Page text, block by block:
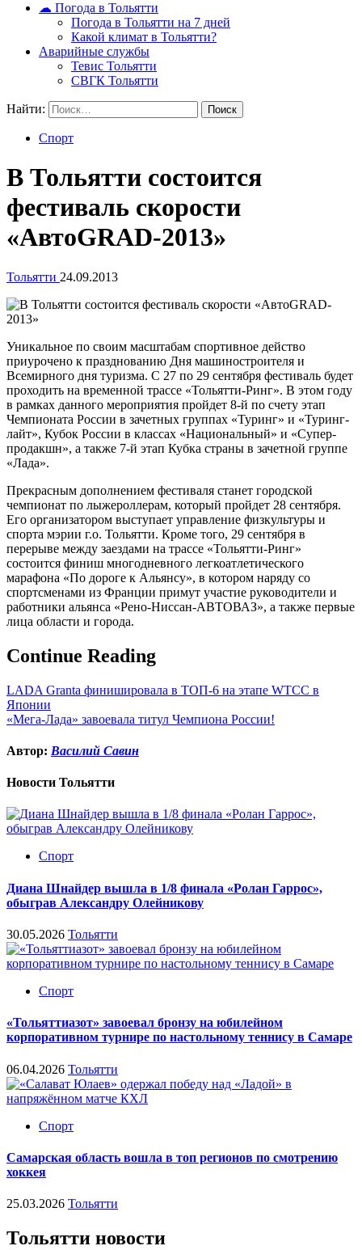
☁ Погода в Тольятти
Погода в Тольятти на 7 дней
Какой климат в Тольятти?
Аварийные службы
Тевис Тольятти
СВГК Тольятти
Найти:
Спорт
В Тольятти состоится
фестиваль скорости
«АвтоGRAD-2013»
Тольятти 24.09.2013
Уникальное по своим масштабам спортивное действо
приурочено к празднованию Дня машиностроителя и
Всемирного дня туризма. С 27 по 29 сентября фестиваль будет
проходить на временной трассе «Тольятти-Ринг». В этом году
в рамках данного мероприятия пройдет 8-й по счету этап
Чемпионата России в зачетных группах «Туринг» и «Туринг-
лайт», Кубок России в классах «Национальный» и «Супер-
продакшн», а также 7-й этап Кубка страны в зачетной группе
«Лада».
Прекрасным дополнением фестиваля станет городской
чемпионат по лыжероллерам, который пройдет 28 сентября.
Его организатором выступает управление физкультуры и
спорта мэрии г.о. Тольятти. Кроме того, 29 сентября в
перерыве между заездами на трассе «Тольятти-Ринг»
состоится финиш многодневного легкоатлетического
марафона «По дороге к Альянсу», в котором наряду со
спортсменами из Франции примут участие руководители и
работники альянса «Рено-Ниссан-АВТОВАЗ», а также первые
лица области и города.
Continue Reading
LADA Granta финишировала в ТОП-6 на этапе WTCC в
Японии
«Мега-Лада» завоевала титул Чемпиона России!
Автор: Василий Савин
Новости Тольятти
Спорт
Диана Шнайдер вышла в 1/8 финала «Ролан Гаррос»,
обыграв Александру Олейникову
30.05.2026 Тольятти
Спорт
«Тольяттиазот» завоевал бронзу на юбилейном
корпоративном турнире по настольному теннису в Самаре
06.04.2026 Тольятти
Спорт
Самарская область вошла в топ регионов по смотрению
хоккея
25.03.2026 Тольятти
Тольятти новости